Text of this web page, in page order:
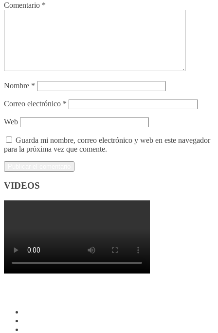
Comentario *
Nombre *
Correo electrónico *
Web
Guarda mi nombre, correo electrónico y web en este navegador
para la próxima vez que comente.
VIDEOS